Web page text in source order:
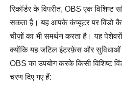
रिकॉर्डर के विपरीत, OBS एक विशिष्ट
सकता है। यह आपके कंप्यूटर पर विंडो
चीज़ों का भी समर्थन करता है। यह
क्योंकि यह जटिल इंटरफ़ेस और सुविधाओं
OBS का उपयोग करके किसी विशिष्ट
चरण दिए गए हैं: